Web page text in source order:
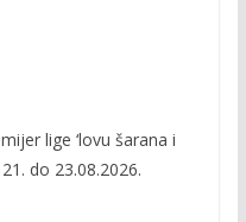
lige ‘lovu šarana i
do 23.08.2026.